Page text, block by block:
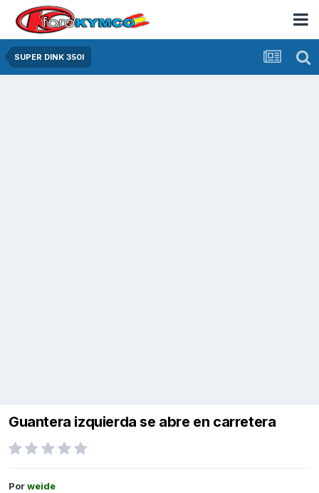
SUPER DINK 350I
Guantera izquierda se abre en carretera
Porweide